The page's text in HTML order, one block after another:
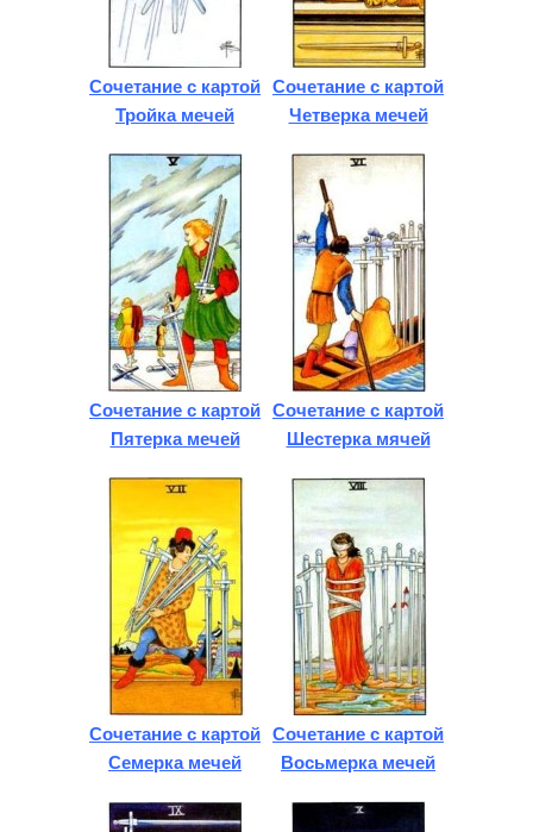
Сочетание с картой
Тройка мечей
Сочетание с картой
Четверка мечей
Сочетание с картой
Пятерка мечей
Сочетание с картой
Шестерка мячей
Сочетание с картой
Семерка мечей
Сочетание с картой
Восьмерка мечей